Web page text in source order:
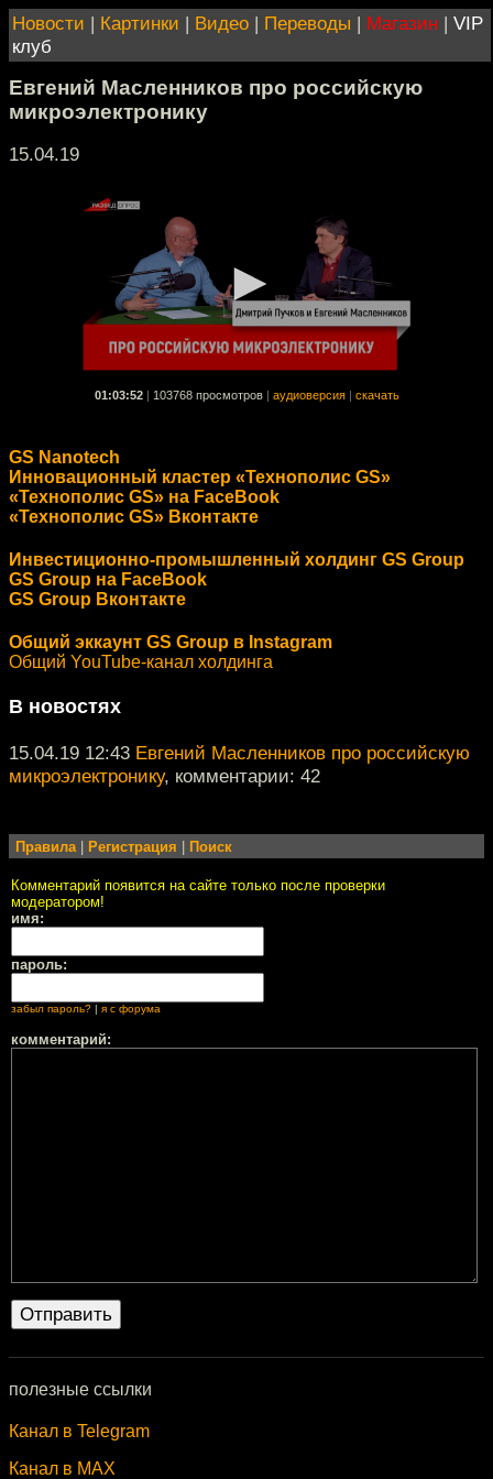
Новости | Картинки | Видео | Переводы | Магазин | VIP
клуб
Евгений Масленников про российскую
микроэлектронику
15.04.19
01:03:52 103768 просмотров аудиоверсия скачать
GS Nanotech
Инновационный кластер «Технополис GS»
«Технополис GS» на FaceBook
«Технополис GS» Вконтакте
Инвестиционно-промышленный холдинг GS Group
GS Group на FaceBook
GS Group Вконтакте
Общий эккаунт GS Group в Instagram
Общий YouTube-канал холдинга
В новостях
15.04.19 12:43 Евгений Масленников про российскую
микроэлектронику, комментарии: 42
Правила| Регистрация Поиск
Комментарий появится на сайте только после проверки
модератором!
имя:
пароль:
забыл пароль? я с форума
комментарий:
полезные ссылки
Канал в Telegram
Канал в MAX